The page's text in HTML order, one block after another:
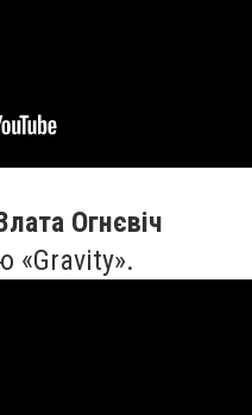
Огнєвіч
«Gravity».